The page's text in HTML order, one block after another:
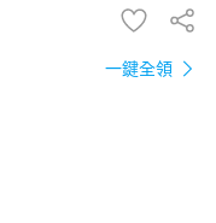
一鍵全領